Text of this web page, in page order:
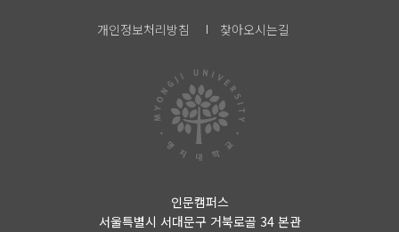
개인정보처리방침 찾아오시는길
인문캠퍼스
서울특별시 서대문구 거북로골 34 본관